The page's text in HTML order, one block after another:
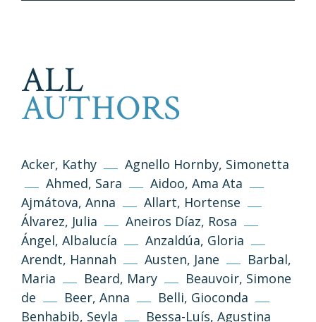
ALL
AUTHORS
Acker, Kathy
Agnello Hornby, Simonetta
Ahmed, Sara
Aidoo, Ama Ata
Ajmátova, Anna
Allart, Hortense
Álvarez, Julia
Aneiros Díaz, Rosa
Ángel, Albalucía
Anzaldúa, Gloria
Arendt, Hannah
Austen, Jane
Barbal,
Maria
Beard, Mary
Beauvoir, Simone
de
Beer, Anna
Belli, Gioconda
Benhabib, Seyla
Bessa-Luís, Agustina